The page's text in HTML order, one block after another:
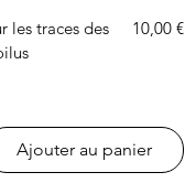
Aperçu rapide
les traces des
Prix
10,00 €
Ajouter au panier